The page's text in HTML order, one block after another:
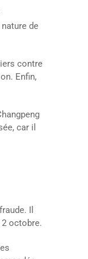
de
contre
Enfin,
car il
Il
octobre.